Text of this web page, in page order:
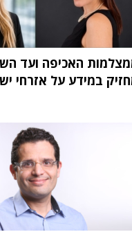
האכיפה ועד
במידע על אזרחי